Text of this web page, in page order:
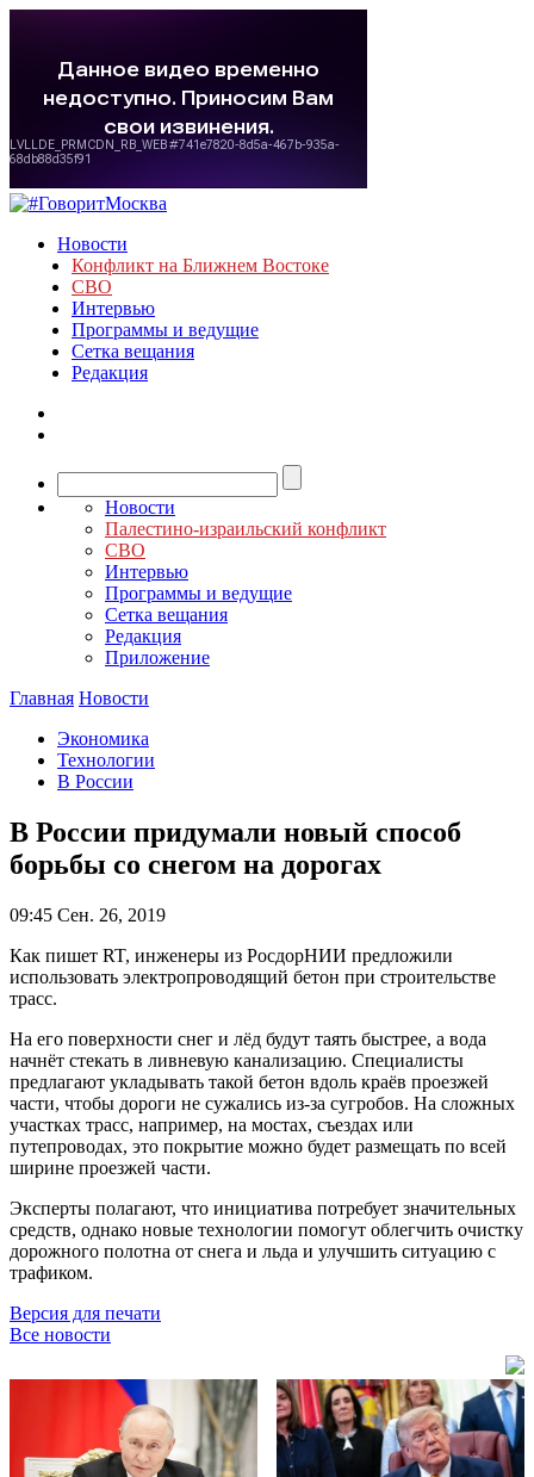
Новости
Конфликт на Ближнем Востоке
СВО
Интервью
Программы и ведущие
Сетка вещания
Редакция
Новости
Палестино-израильский конфликт
СВО
Интервью
Программы и ведущие
Сетка вещания
Редакция
Приложение
Главная Новости
Экономика
Технологии
В России
В России придумали новый способ
борьбы со снегом на дорогах
09:45 Сен. 26, 2019
Как пишет RT, инженеры из РосдорНИИ предложили
использовать электропроводящий бетон при строительстве
трасс.
На его поверхности снег и лёд будут таять быстрее, а вода
начнёт стекать в ливневую канализацию. Специалисты
предлагают укладывать такой бетон вдоль краёв проезжей
части, чтобы дороги не сужались из-за сугробов. На сложных
участках трасс, например, на мостах, съездах или
путепроводах, это покрытие можно будет размещать по всей
ширине проезжей части.
Эксперты полагают, что инициатива потребует значительных
средств, однако новые технологии помогут облегчить очистку
дорожного полотна от снега и льда и улучшить ситуацию с
трафиком.
Версия для печати
Все новости